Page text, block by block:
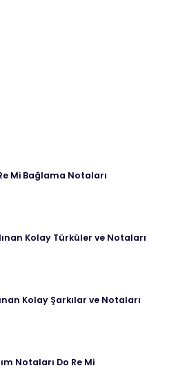
Mi Bağlama Notaları
Kolay Türküler ve Notaları
Kolay Şarkılar ve Notaları
Notaları Do Re Mi